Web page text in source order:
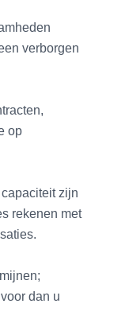
verborgen
op
zijn
rekenen met
dan u